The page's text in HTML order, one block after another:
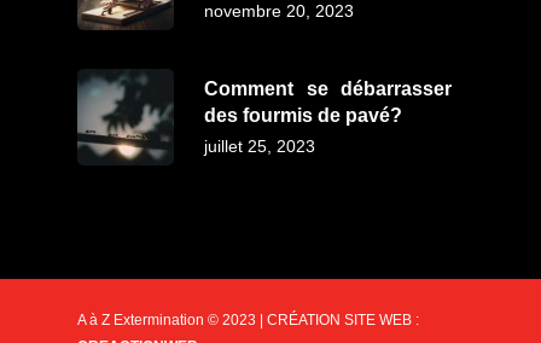
novembre 20, 2023
Comment se débarrasser
des fourmis de pavé?
juillet 25, 2023
A à Z Extermination © 2023 | CRÉATION SITE WEB :